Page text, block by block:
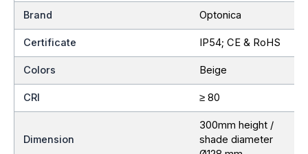
Brand Optonica
Certificate IP54; CE & RoHS
Colors Beige
CRI ≥ 80
Dimension
300mm height /
shade diameter